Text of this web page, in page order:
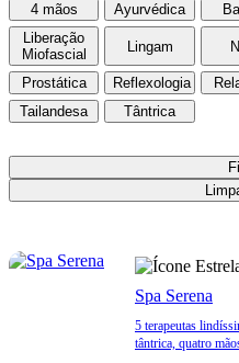
4 mãos Ayurvédica
Liberação
Miofascial
Lingam
Prostática
Reflexologia
Tailandesa
Tântrica
Spa Serena
5 terapeutas
tântrica, quatro